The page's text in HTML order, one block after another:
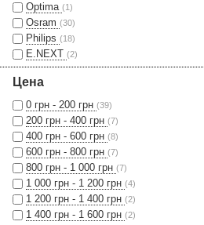
Optima (1)
Osram (30)
Philips (18)
E.NEXT (2)
Цена
0 грн - 200 грн (39)
200 грн - 400 грн (7)
400 грн - 600 грн (8)
600 грн - 800 грн (7)
800 грн - 1 000 грн (7)
1 000 грн - 1 200 грн (4)
1 200 грн - 1 400 грн (2)
1 400 грн - 1 600 грн (2)